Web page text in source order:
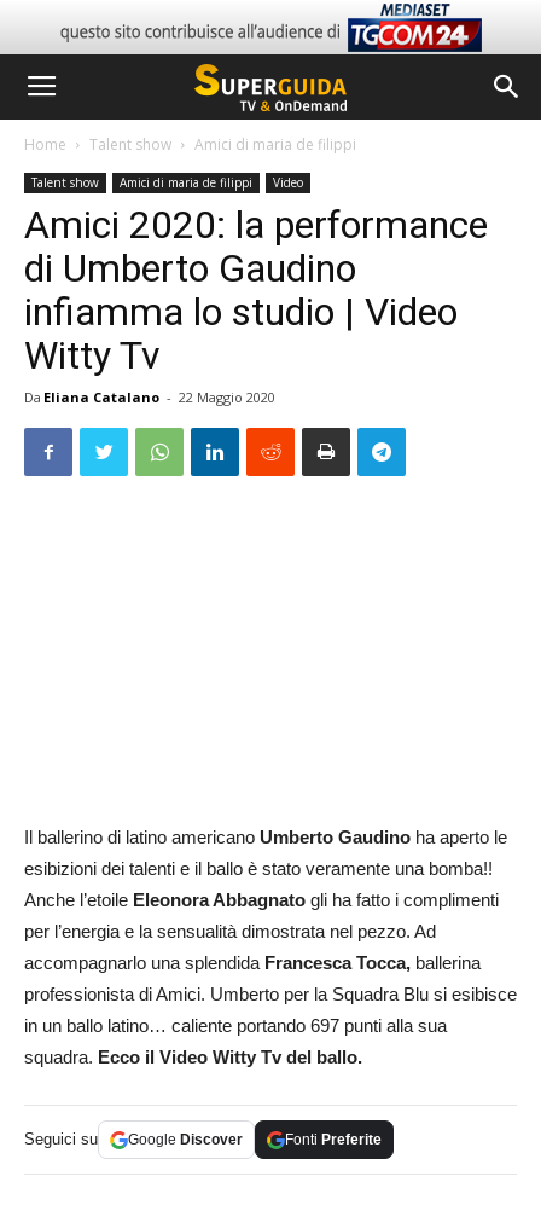
Home Talent show Amici di maria de filippi
Talent show Amici di maria de filippi Video
Amici 2020: la performance
di Umberto Gaudino
infiamma lo studio | Video
Witty Tv
Da Eliana Catalano - 22 Maggio 2020
Il ballerino di latino americano Umberto Gaudino ha aperto le
esibizioni dei talenti e il ballo è stato veramente una bomba!!
Anche l’etoile Eleonora Abbagnato gli ha fatto i complimenti
per l’energia e la sensualità dimostrata nel pezzo. Ad
accompagnarlo una splendida Francesca Tocca, ballerina
professionista di Amici. Umberto per la Squadra Blu si esibisce
in un ballo latino… caliente portando 697 punti alla sua
squadra. Ecco il Video Witty Tv del ballo.
Seguici su Google Discover Fonti Preferite